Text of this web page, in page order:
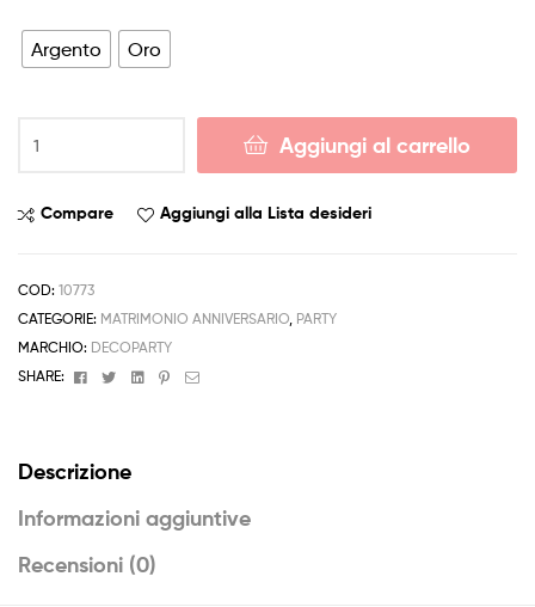
Argento Oro
Oro
Lucido
6pz
18cm
quantità
Aggiungi al carrello
Compare Aggiungi alla Lista desideri
COD: 10773
CATEGORIE: MATRIMONIO ANNIVERSARIO, PARTY
MARCHIO: DECOPARTY
SHARE:
FacebookTwitterLinkedinPinterest
Email
Descrizione
Informazioni aggiuntive
Recensioni (0)